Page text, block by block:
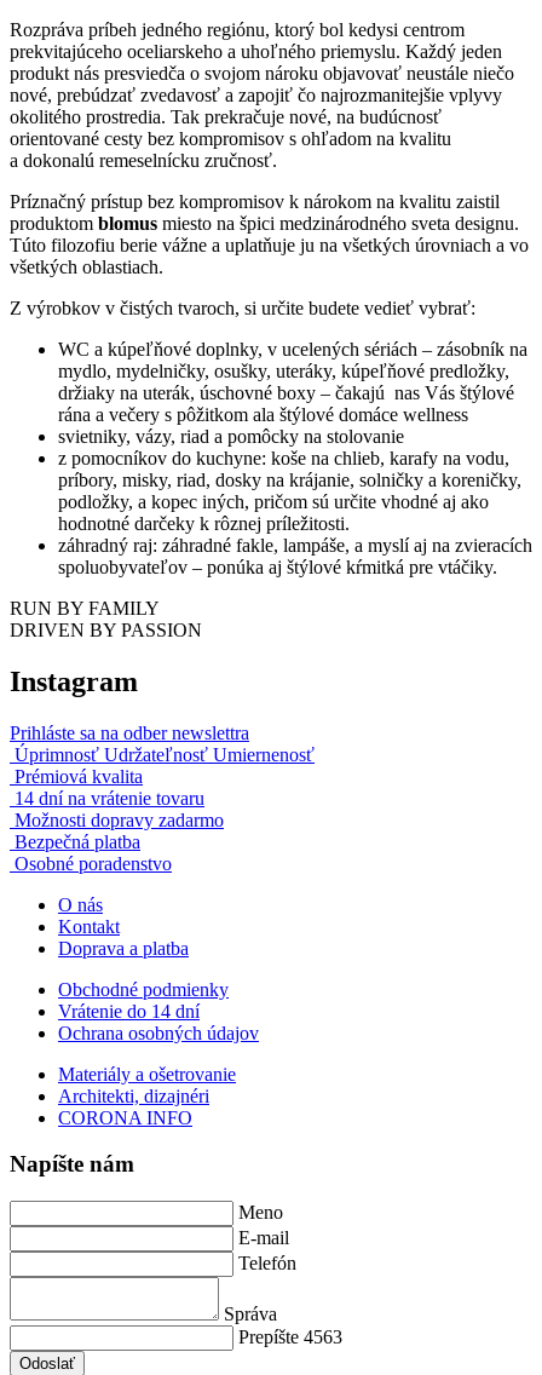
Rozpráva príbeh jedného regiónu, ktorý bol kedysi centrom
prekvitajúceho oceliarskeho a uhoľného priemyslu. Každý jeden
produkt nás presviedča o svojom nároku objavovať neustále niečo
nové, prebúdzať zvedavosť a zapojiť čo najrozmanitejšie vplyvy
okolitého prostredia. Tak prekračuje nové, na budúcnosť
orientované cesty bez kompromisov s ohľadom na kvalitu
a dokonalú remeselnícku zručnosť.
Príznačný prístup bez kompromisov k nárokom na kvalitu zaistil
produktom blomus miesto na špici medzinárodného sveta designu.
Túto filozofiu berie vážne a uplatňuje ju na všetkých úrovniach a vo
všetkých oblastiach.
Z výrobkov v čistých tvaroch, si určite budete vedieť vybrať:
WC a kúpeľňové doplnky, v ucelených sériách – zásobník na
mydlo, mydelničky, osušky, uteráky, kúpeľňové predložky,
držiaky na uterák, úschovné boxy – čakajú nas Vás štýlové
rána a večery s pôžitkom ala štýlové domáce wellness
svietniky, vázy, riad a pomôcky na stolovanie
z pomocníkov do kuchyne: koše na chlieb, karafy na vodu,
príbory, misky, riad, dosky na krájanie, solničky a koreničky,
podložky, a kopec iných, pričom sú určite vhodné aj ako
hodnotné darčeky k rôznej príležitosti.
záhradný raj: záhradné fakle, lampáše, a myslí aj na zvieracích
spoluobyvateľov – ponúka aj štýlové kŕmitká pre vtáčiky.
RUN BY FAMILY
DRIVEN BY PASSION
Instagram
Prihláste sa na odber newslettra
Úprimnosť Udržateľnosť Umiernenosť
Prémiová kvalita
14 dní na vrátenie tovaru
Možnosti dopravy zadarmo
Bezpečná platba
Osobné poradenstvo
O nás
Kontakt
Doprava a platba
Obchodné podmienky
Vrátenie do 14 dní
Ochrana osobných údajov
Materiály a ošetrovanie
Architekti, dizajnéri
CORONA INFO
Napíšte nám
Meno
E-mail
Telefón
Správa
Prepíšte 4563
Odoslať